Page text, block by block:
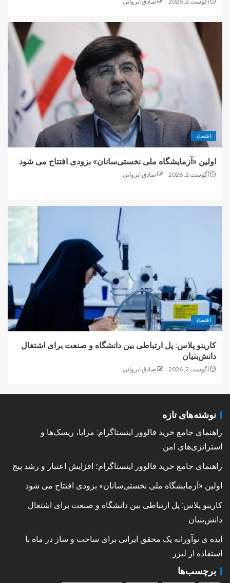
اقتصاد
اولین «آزمایشگاه ملی نخستی‌سانان» بزودی افتتاح می شود
آگوست 2, 2026 صادق ایروانی
اقتصاد
کارینو پلاس: پل ارتباطی بین دانشگاه و صنعت برای اشتغال
دانش‌بنیان
آگوست 2, 2026 صادق ایروانی
نوشته‌های تازه
راهنمای جامع خرید فالوور اینستاگرام: مزایا، ریسک‌ها و
استراتژی‌های امن
راهنمای جامع خرید فالوور اینستاگرام؛ افزایش اعتبار و رشد پیج
اولین «آزمایشگاه ملی نخستی‌سانان» بزودی افتتاح می شود
کارینو پلاس: پل ارتباطی بین دانشگاه و صنعت برای اشتغال
دانش‌بنیان
ایده ی نوآورانه یک محقق ایرانی برای ساخت و ساز در ماه با
استفاده از لیزر
برچسب‌ها